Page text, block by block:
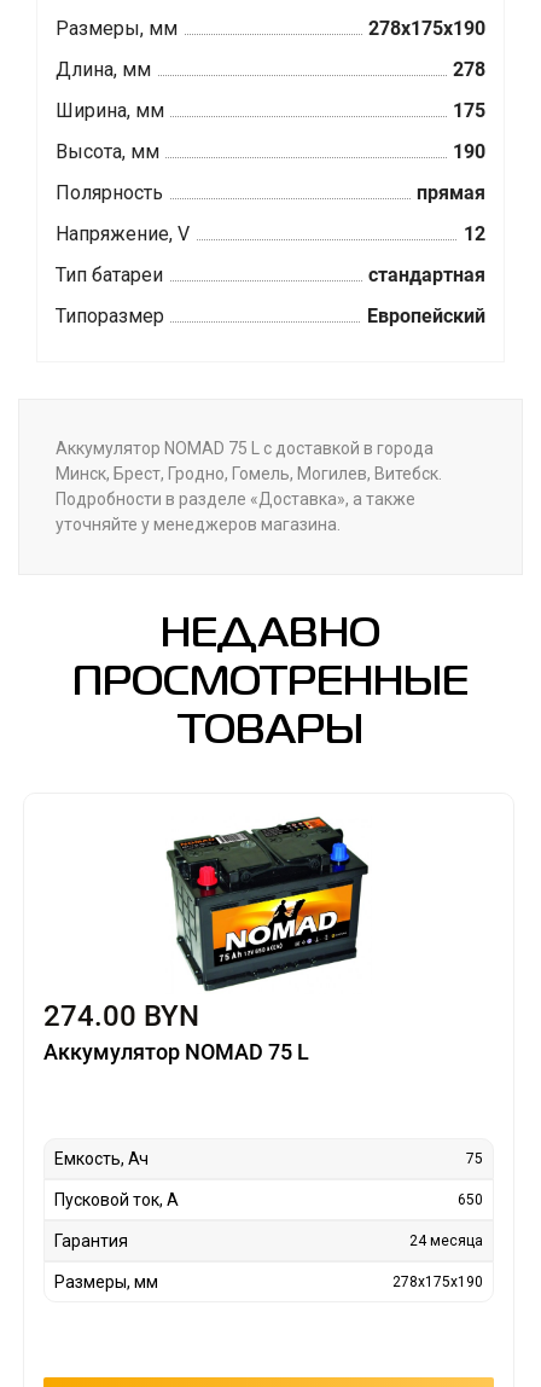
Размеры, мм
278x175x190
Длина, мм
278
Ширина, мм
175
Высота, мм
190
Полярность
прямая
Напряжение, V
12
Тип батареи
стандартная
Типоразмер
Европейский
Аккумулятор NOMAD 75 L с доставкой в города
Минск, Брест, Гродно, Гомель, Могилев, Витебск.
Подробности в разделе «Доставка», а также
уточняйте у менеджеров магазина.
НЕДАВНО
ПРОСМОТРЕННЫЕ
ТОВАРЫ
274.00 BYN
Аккумулятор NOMAD 75 L
Емкость, Ач 75
Пусковой ток, А 650
Гарантия 24 месяца
Размеры, мм 278x175x190